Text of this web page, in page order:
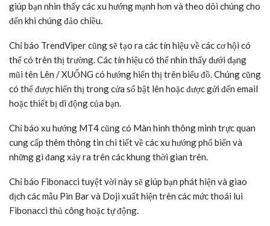
giúp bạn nhìn thấy các xu hướng mạnh hơn và theo dõi chúng cho
đến khi chúng đảo chiều.
Chỉ báo TrendViper cũng sẽ tạo ra các tín hiệu về các cơ hội có
thể có trên thị trường. Các tín hiệu có thể nhìn thấy dưới dạng
mũi tên Lên / XUỐNG có hướng hiển thị trên biểu đồ. Chúng cũng
có thể được hiển thị trong cửa sổ bật lên hoặc được gửi đến email
hoặc thiết bị di động của bạn.
Chỉ báo xu hướng MT4 cũng có Màn hình thông minh trực quan
cung cấp thêm thông tin chi tiết về các xu hướng phổ biến và
những gì đang xảy ra trên các khung thời gian trên.
Chỉ báo Fibonacci tuyệt vời này sẽ giúp bạn phát hiện và giao
dịch các mẫu Pin Bar và Doji xuất hiện trên các mức thoái lui
Fibonacci thủ công hoặc tự động.